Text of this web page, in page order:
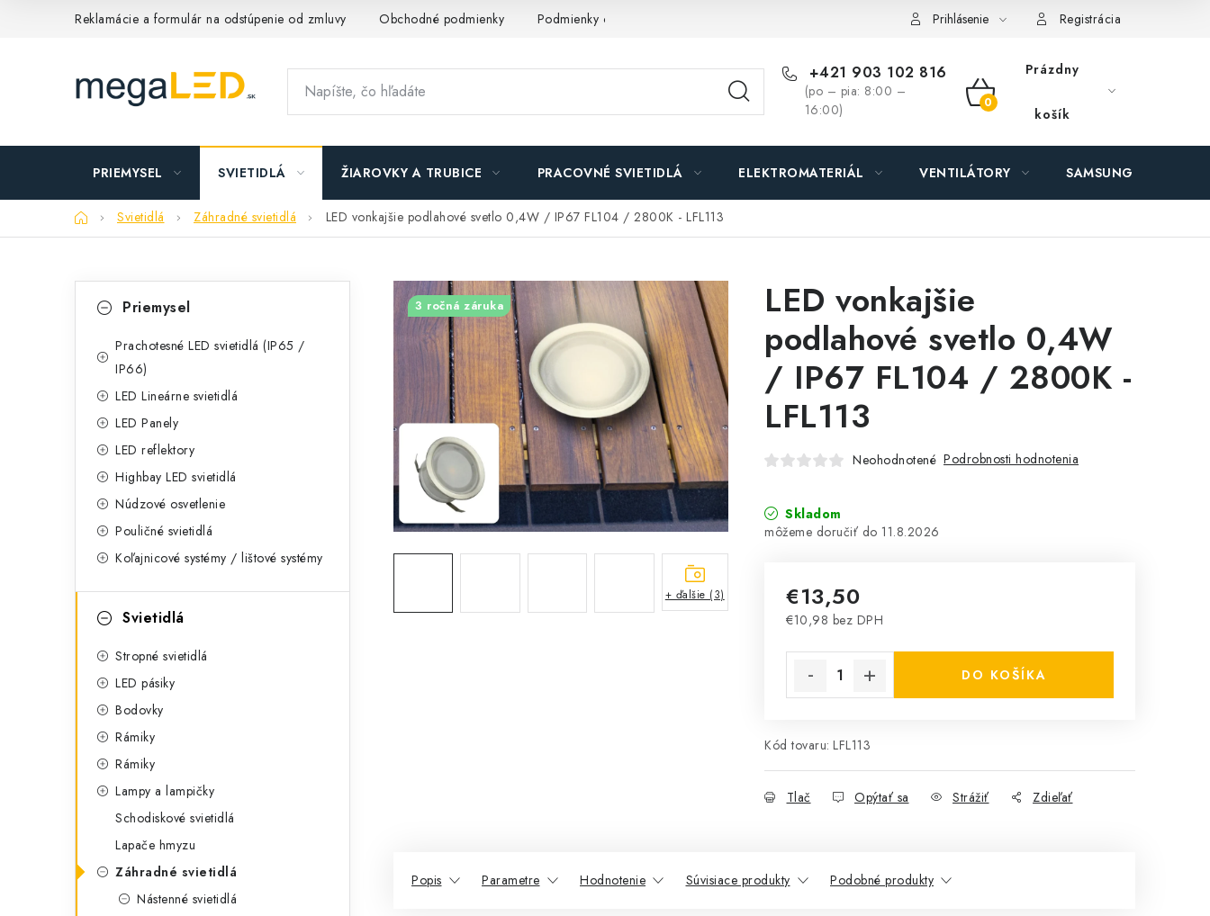
Reklamácie a formulár na odstúpenie od zmluvy Obchodné podmienky Podmienky ochrany osobných údajov O nás - MEGALED & JANTON Zákamenné Zľavy pre profíkov
Prihlásenie Registrácia
+421 903 102 816
(po – pia: 8:00 –
16:00)
NÁKUPNÝ
KOŠÍK
Prázdny
košík
PRIEMYSEL SVIETIDLÁ ŽIAROVKY A TRUBICE PRACOVNÉ SVIETIDLÁ ELEKTROMATERIÁL VENTILÁTORY SAMSUNG SVIETIDLÁ
DomovSvietidlá Záhradné svietidlá LED vonkajšie podlahové svetlo 0,4W / IP67 FL104 / 2800K - LFL113
l
kategóriePriemysel
Prachotesné LED svietidlá (IP65 /
IP66)
LED Lineárne svietidlá
LED Panely
LED reflektory
Highbay LED svietidlá
Núdzové osvetlenie
Pouličné svietidlá
Koľajnicové systémy / lištové systémy
Svietidlá
Stropné svietidlá
LED pásiky
Bodovky
Rámiky
Rámiky
Lampy a lampičky
Schodiskové svietidlá
Lapače hmyzu
Záhradné svietidlá
Nástenné svietidlá
LED vonkajšie
podlahové svetlo 0,4W
/ IP67 FL104 / 2800K -
LFL113
Neohodnotené Podrobnosti hodnotenia
Skladom
11.8.2026
€13,50
€10,98 bez DPH
DO KOŠÍKA
Kód tovaru: LFL113
Tlač Opýtať sa Strážiť Zdieľať
3 ročná záruka
+ ďalšie (3)
Popis Parametre Hodnotenie Súvisiace produkty Podobné produkty